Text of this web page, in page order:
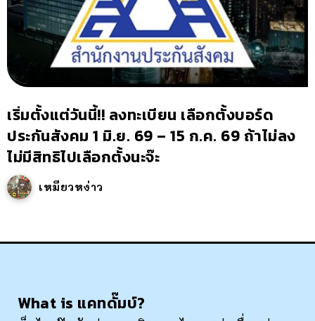
เริ่มตั้งแต่วันนี้!! ลงทะเบียน เลือกตั้งบอร์ด
ประกันสังคม 1 มิ.ย. 69 – 15 ก.ค. 69 ถ้าไม่ลง
ไม่มีสิทธิไปเลือกตั้งนะจ๊ะ
เหมียวหง่าว
What is แคทดั๊มบ์?